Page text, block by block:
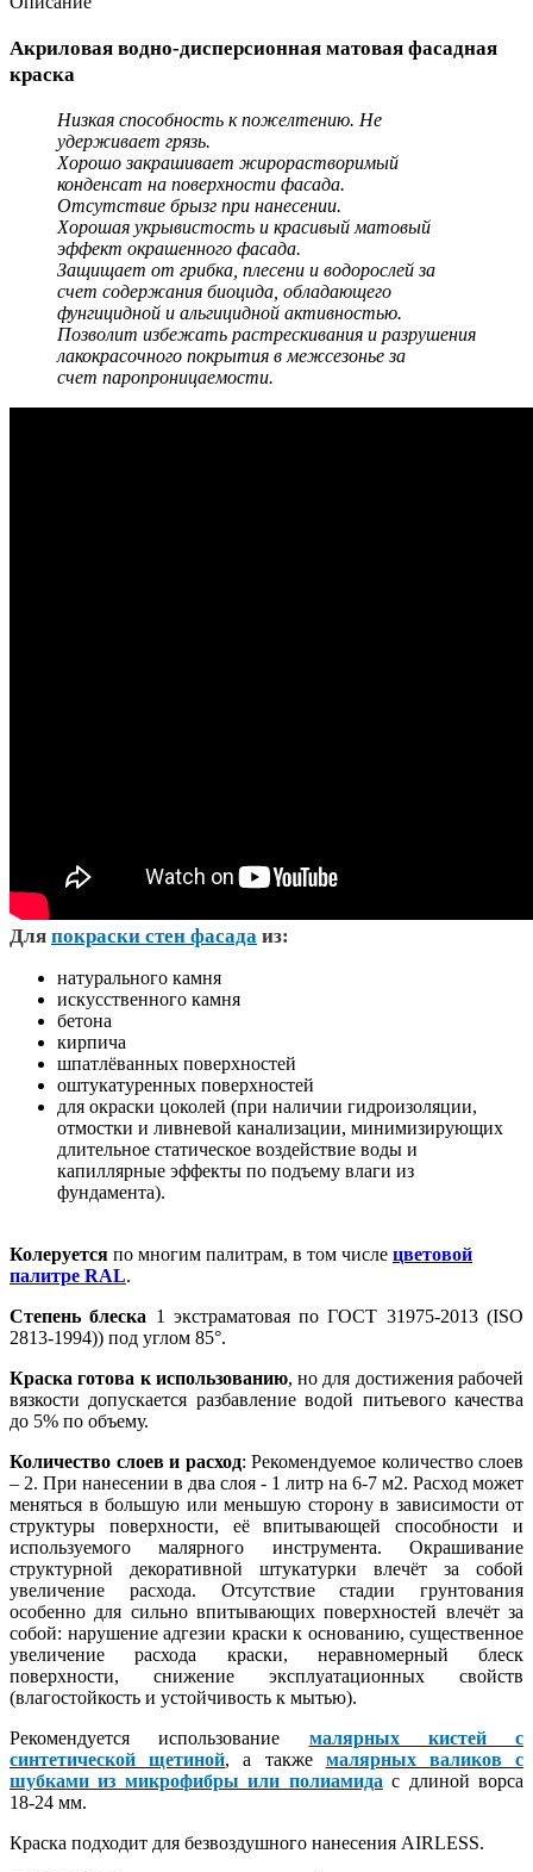
Акриловая водно-дисперсионная матовая фасадная
краска
Низкая способность к пожелтению. Не
удерживает грязь.
Хорошо закрашивает жирорастворимый
конденсат на поверхности фасада.
Отсутствие брызг при нанесении.
Хорошая укрывистость и красивый матовый
эффект окрашенного фасада.
Защищает от грибка, плесени и водорослей за
счет содержания биоцида, обладающего
фунгицидной и альгицидной активностью.
Позволит избежать растрескивания и разрушения
лакокрасочного покрытия в межсезонье за
счет паропроницаемости.
Для покраски стен фасада из:
натурального камня
искусственного камня
бетона
кирпича
шпатлёванных поверхностей
оштукатуренных поверхностей
для окраски цоколей (при наличии гидроизоляции,
отмостки и ливневой канализации, минимизирующих
длительное статическое воздействие воды и
капиллярные эффекты по подъему влаги из
фундамента).
Колеруется по многим палитрам, в том числе цветовой
палитре RAL.
Степень блеска 1 экстраматовая по ГОСТ 31975-2013 (ISO
2813-1994)) под углом 85°.
Краска готова к использованию, но для достижения рабочей
вязкости допускается разбавление водой питьевого качества
до 5% по объему.
Количество слоев и расход: Рекомендуемое количество слоев
– 2. При нанесении в два слоя - 1 литр на 6-7 м2. Расход может
меняться в большую или меньшую сторону в зависимости от
структуры поверхности, её впитывающей способности и
используемого малярного инструмента. Окрашивание
структурной декоративной штукатурки влечёт за собой
увеличение расхода. Отсутствие стадии грунтования
особенно для сильно впитывающих поверхностей влечёт за
собой: нарушение адгезии краски к основанию, существенное
увеличение расхода краски, неравномерный блеск
поверхности, снижение эксплуатационных свойств
(влагостойкость и устойчивость к мытью).
Рекомендуется использование малярных кистей с
синтетической щетиной, а также малярных валиков с
шубками из микрофибры или полиамида с длиной ворса
18-24 мм.
Краска подходит для безвоздушного нанесения AIRLESS.